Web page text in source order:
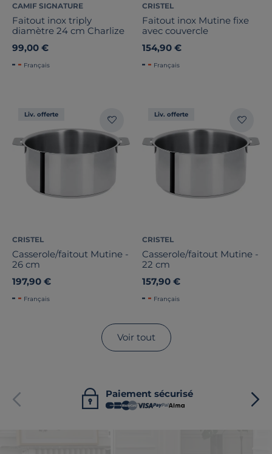
CAMIF SIGNATURE
Faitout inox triply
diamètre 24 cm Charlize
99,00 €
Français
CRISTEL
Faitout inox Mutine fixe
avec couvercle
154,90 €
Français
Liv. offerte
CRISTEL
Casserole/faitout Mutine -
26 cm
197,90 €
Français
Liv. offerte
CRISTEL
Casserole/faitout Mutine -
22 cm
157,90 €
Français
Voir tout
Paiement sécurisé